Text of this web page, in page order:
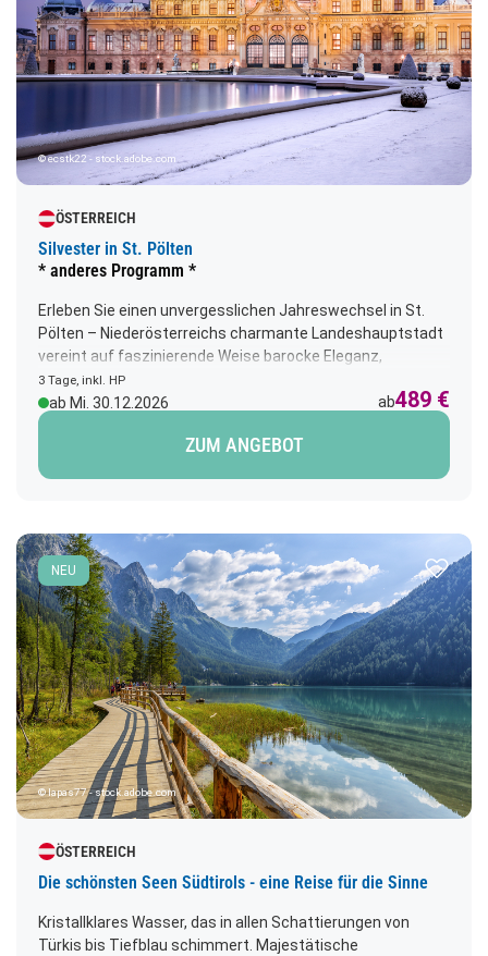
© ecstk22 - stock.adobe.com
ÖSTERREICH
Silvester in St. Pölten
* anderes Programm *
Erleben Sie einen unvergesslichen Jahreswechsel in St.
Pölten – Niederösterreichs charmante Landeshauptstadt
vereint auf faszinierende Weise barocke Eleganz,
verspielten Jugendstil und moderne Architektur. Kaum
eine Stadt überrascht mit so vielen spannenden
Kontrasten: Vom historischen Altstadtensemble bis zum
innovativen Landhausviertel entdecken Sie auf Schritt und
Tritt beeindruckende Zeugnisse der Kunst- und
3 Tage, inkl. HP
ab Mi. 30.12.2026 ab489 €
ZUM ANGEBOT
NEU Zur
© lapas77 - stock.adobe.com
ÖSTERREICH
Die schönsten Seen Südtirols - eine Reise für die Sinne
Kristallklares Wasser, das in allen Schattierungen von
Türkis bis Tiefblau schimmert. Majestätische